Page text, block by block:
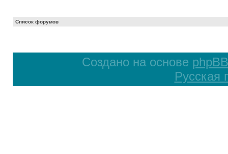
Список форумов
Создано на основе phpBB
Русская